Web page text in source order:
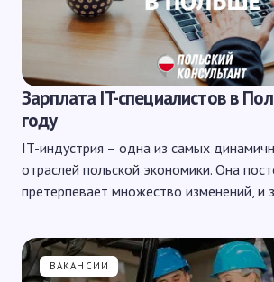
Зарплата IT-специалистов в
году
IT-индустрия – одна из самых
отраслей польской экономики. Она
претерпевает множество изменений, и
ВАКАНСИИ